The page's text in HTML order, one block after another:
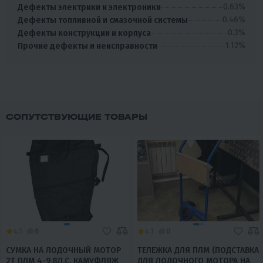
Дефекты электрики и электроники
0.63%
Дефекты топливной и смазочной системы
0.46%
Дефекты конструкции и корпуса
0.3%
Прочие дефекты и неисправности
1.12%
СОПУТСТВУЮЩИЕ ТОВАРЫ
СУМКА НА ЛОДОЧНЫЙ МОТОР
ТЕЛЕЖКА ДЛЯ ПЛМ (ПОДСТАВКА